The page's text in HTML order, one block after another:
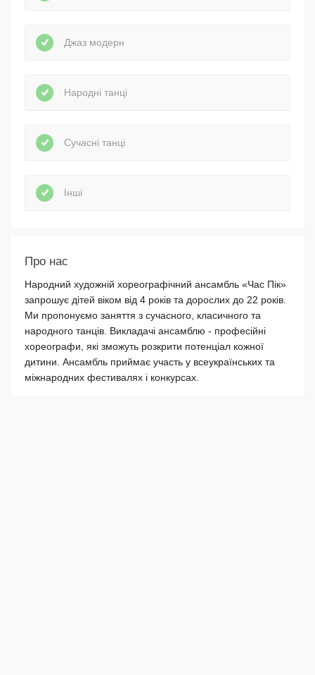
Джаз модерн
Народні танці
Сучасні танці
Інші
Про нас
Народний художній хореографічний ансамбль «Час Пік»
запрошує дітей віком від 4 років та дорослих до 22 років.
Ми пропонуємо заняття з сучасного, класичного та
народного танців. Викладачі ансамблю - професійні
хореографи, які зможуть розкрити потенціал кожної
дитини. Ансамбль приймає участь у всеукраїнських та
міжнародних фестивалях і конкурсах.